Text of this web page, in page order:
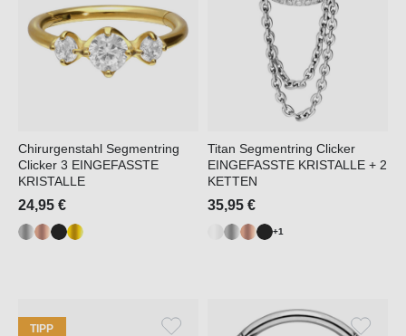
Chirurgenstahl Segmentring
Clicker 3 EINGEFASSTE
KRISTALLE
24,95 €
Titan Segmentring Clicker
EINGEFASSTE KRISTALLE + 2
KETTEN
35,95 €
+1
TIPP